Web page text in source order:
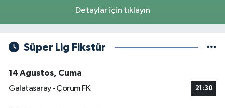
Detaylar için tıklayın
Süper Lig Fikstür
14 Ağustos, Cuma
Galatasaray - Çorum FK
21:30